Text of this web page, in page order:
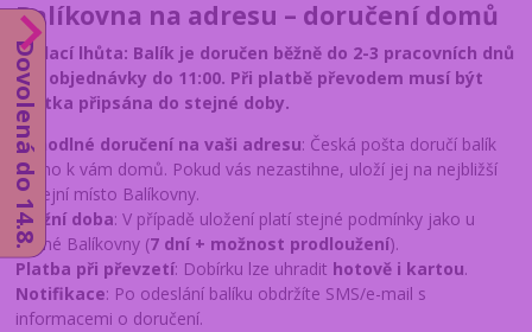
Balíkovna na adresu – doručení domů
Dodací lhůta: Balík je doručen běžně do 2-3 pracovních dnů
pro objednávky do 11:00. Při platbě převodem musí být
částka připsána do stejné doby.
Pohodlné doručení na vaši adresu: Česká pošta doručí balík
přímo k vám domů. Pokud vás nezastihne, uloží jej na nejbližší
výdejní místo Balíkovny.
Úložní doba: V případě uložení platí stejné podmínky jako u
běžné Balíkovny (7 dní + možnost prodloužení).
Platba při převzetí: Dobírku lze uhradit hotově i kartou.
Notifikace: Po odeslání balíku obdržíte SMS/e-mail s
informacemi o doručení.
Dovolená do 14.8.